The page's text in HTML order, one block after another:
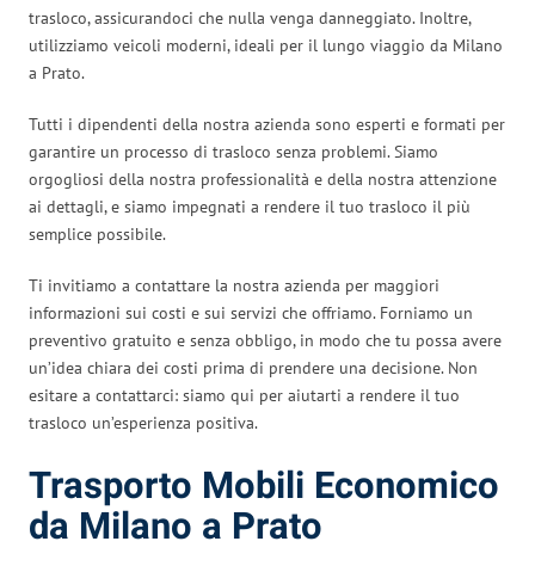
trasloco, assicurandoci che nulla venga danneggiato. Inoltre,
utilizziamo veicoli moderni, ideali per il lungo viaggio da Milano
a Prato.
Tutti i dipendenti della nostra azienda sono esperti e formati per
garantire un processo di trasloco senza problemi. Siamo
orgogliosi della nostra professionalità e della nostra attenzione
ai dettagli, e siamo impegnati a rendere il tuo trasloco il più
semplice possibile.
Ti invitiamo a contattare la nostra azienda per maggiori
informazioni sui costi e sui servizi che offriamo. Forniamo un
preventivo gratuito e senza obbligo, in modo che tu possa avere
un’idea chiara dei costi prima di prendere una decisione. Non
esitare a contattarci: siamo qui per aiutarti a rendere il tuo
trasloco un’esperienza positiva.
Trasporto Mobili Economico
da Milano a Prato